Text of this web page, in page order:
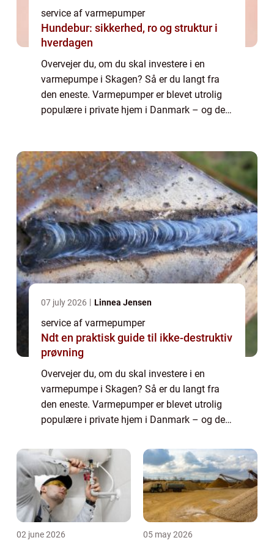
service af varmepumper
Hundebur: sikkerhed, ro og struktur i
hverdagen
Overvejer du, om du skal investere i en
varmepumpe i Skagen? Så er du langt fra
den eneste. Varmepumper er blevet utrolig
populære i private hjem i Danmark – og det
07 july 2026 Linnea Jensen
service af varmepumper
Ndt en praktisk guide til ikke-destruktiv
prøvning
Overvejer du, om du skal investere i en
varmepumpe i Skagen? Så er du langt fra
den eneste. Varmepumper er blevet utrolig
populære i private hjem i Danmark – og det
en varmepumpe er forbundet med en lang...
02 june 2026 05 may 2026